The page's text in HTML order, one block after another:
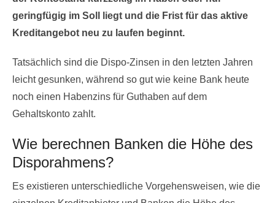
geringfügig im Soll liegt und die Frist für das aktive
Kreditangebot neu zu laufen beginnt.
Tatsächlich sind die Dispo-Zinsen in den letzten Jahren
leicht gesunken, während so gut wie keine Bank heute
noch einen Habenzins für Guthaben auf dem
Gehaltskonto zahlt.
Wie berechnen Banken die Höhe des
Disporahmens?
Es existieren unterschiedliche Vorgehensweisen, wie die